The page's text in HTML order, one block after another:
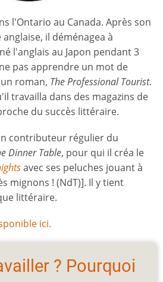
l'Ontario au Canada. Après son
il déménagea à
l'anglais au Japon pendant 3
pas apprendre un mot de
roman, The Professional Tourist.
travailla dans des magazins de
du succès littéraire.
contributeur régulier du
Dinner Table, pour qui il créa le
avec ses peluches jouant à
mignons ! (NdT)]. Il y tient
littéraire.
ici.
? Pourquoi